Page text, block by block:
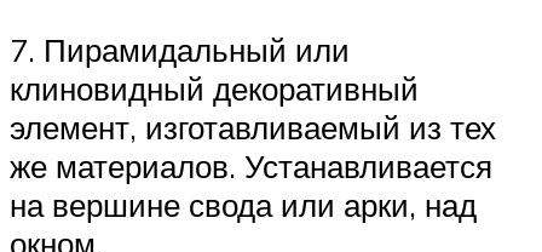
7. Пирамидальный или
клиновидный декоративный
элемент, изготавливаемый из тех
же материалов. Устанавливается
на вершине свода или арки, над
окном.